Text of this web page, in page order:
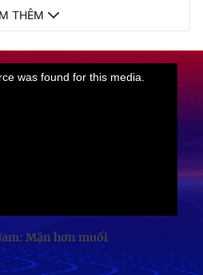
THÊM
Mặn hơn muối